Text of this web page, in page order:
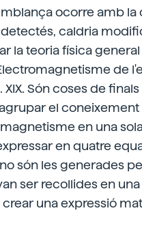
ocorre amb la
caldria
la teoria física
de
XIX. Són coses de
el coneixement
en una
en quatre
són les generades
ser recollides en
una expressió